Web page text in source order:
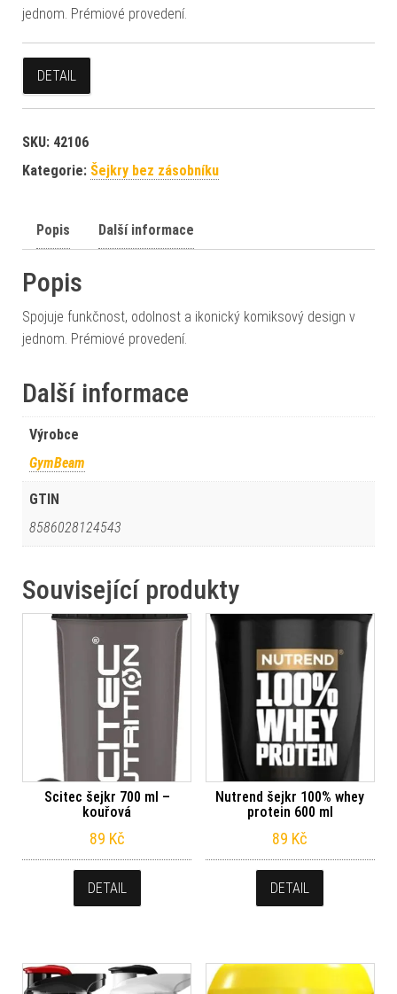
jednom. Prémiové provedení.
DETAIL
SKU: 42106
Kategorie: Šejkry bez zásobníku
Popis Další informace
Popis
Spojuje funkčnost, odolnost a ikonický komiksový design v
jednom. Prémiové provedení.
Další informace
Výrobce
GymBeam
GTIN
8586028124543
Související produkty
Scitec šejkr 700 ml –
kouřová
89 Kč
DETAIL
Nutrend šejkr 100% whey
protein 600 ml
89 Kč
DETAIL